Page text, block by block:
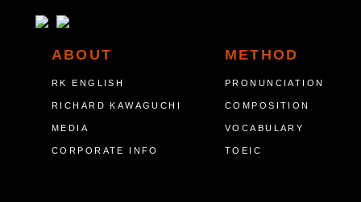
ABOUT
RK ENGLISH
RICHARD KAWAGUCHI
MEDIA
CORPORATE INFO
METHOD
PRONUNCIATION
COMPOSITION
VOCABULARY
TOEIC